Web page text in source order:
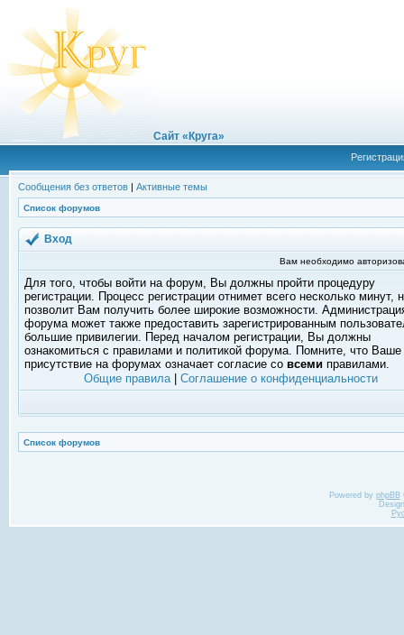
Сайт «Круга»
Сообщения без ответов | Активные темы
Список форумов
Вход
Вам необходимо
Для того, чтобы войти на форум, Вы должны пройти процедуру
регистрации. Процесс регистрации отнимет всего несколько минут,
позволит Вам получить более широкие возможности.
форума может также предоставить зарегистрированным
большие привилегии. Перед началом регистрации, Вы должны
ознакомиться с правилами и политикой форума. Помните, что Ваше
присутствие на форумах означает согласие со всеми правилами.
Общие правила| Соглашение о конфиденциальности
Список форумов
Powered by phpBB